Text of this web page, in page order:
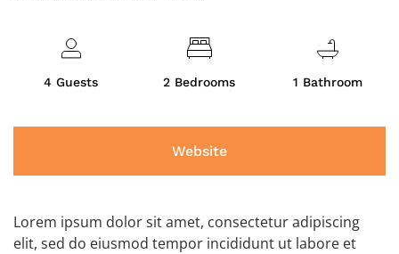
4 Guests 2 Bedrooms 1 Bathroom
Website
Lorem ipsum dolor sit amet, consectetur adipiscing
elit, sed do eiusmod tempor incididunt ut labore et